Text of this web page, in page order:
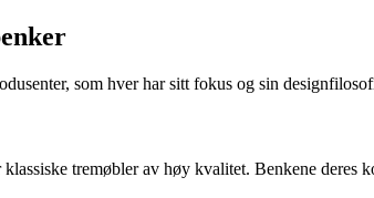
som hver har sitt fokus og sin
tremøbler av høy kvalitet. Benkene deres